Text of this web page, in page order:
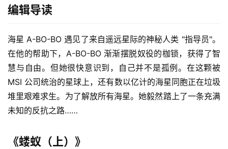
编辑导读
海星 A-BO-BO 遇见了来自遥远星际的神秘人类 "指导员"。
在他的帮助下，A-BO-BO 渐渐摆脱奴役的枷锁，获得了智
慧与自由。但她很快意识到，自己并不是孤例。在这颗被
MSI 公司统治的星球上，还有数以亿计的海星同胞正在垃圾
堆里艰难求生。为了解放所有海星。她毅然踏上了一条充满
未知的反抗之路……
《蝼蚁（上）》